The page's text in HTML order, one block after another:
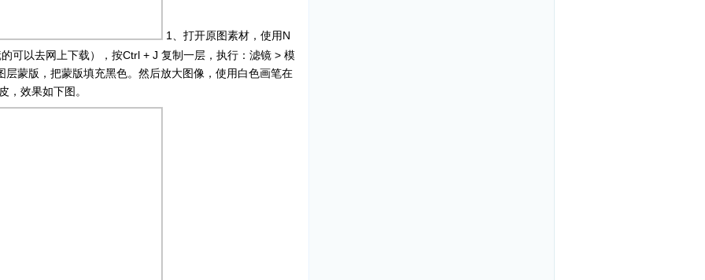
1、打开原图素材，使用N
可以去网上下载），按Ctrl + J 复制一层，执行：滤镜 > 模
蒙版，把蒙版填充黑色。然后放大图像，使用白色画笔在
，效果如下图。